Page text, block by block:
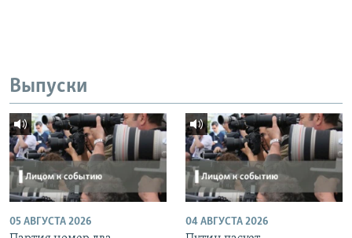
Выпуски
05 АВГУСТА 2026 04 АВГУСТА 2026